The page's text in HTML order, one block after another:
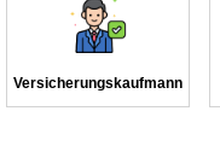
Versicherungskaufmann